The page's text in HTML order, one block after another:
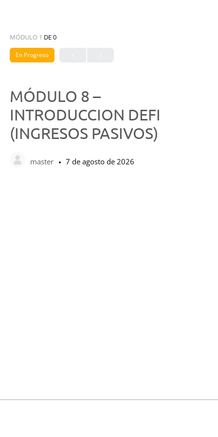
MÓDULO 1 DE 0
En Progreso
MÓDULO 8 –
INTRODUCCION DEFI
(INGRESOS PASIVOS)
master 7 de agosto de 2026